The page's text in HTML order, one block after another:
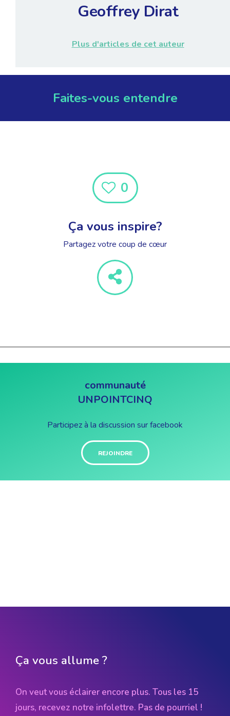
Geoffrey Dirat
Plus d'articles de cet auteur
Faites-vous entendre
0
Ça vous inspire?
Partagez votre coup de cœur
communauté
UNPOINTCINQ
Participez à la discussion sur facebook
REJOINDRE
Ça vous allume ?
On veut vous éclairer encore plus. Tous les 15
jours, recevez notre infolettre. Pas de pourriel !